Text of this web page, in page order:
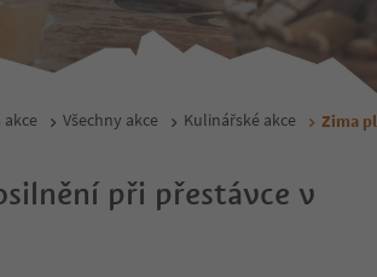
akce Všechny akce Kulinářské akce Zima
při přestávce v